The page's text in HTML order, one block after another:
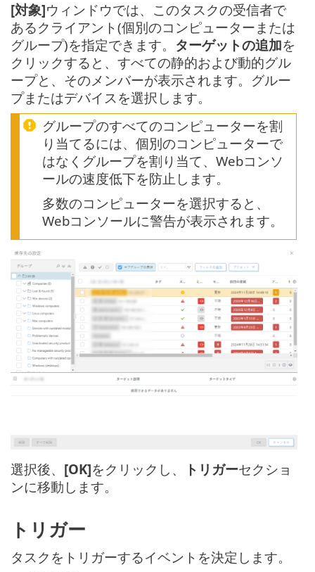
[対象]ウィンドウでは、このタスクの受信者で
あるクライアント(個別のコンピューターまたは
グループ)を指定できます。 ターゲットの追加を
クリックすると、すべての静的および動的グル
ープと、そのメンバーが表示されます。グルー
プまたはデバイスを選択します。
グループのすべてのコンピューターを割
り当てるには、個別のコンピューターで
はなくグループを割り当て、Webコンソ
ールの速度低下を防止します。
多数のコンピューターを選択すると、
Webコンソールに警告が表示されます。
選択後、 [OK]をクリックし、 トリガーセクショ
ンに移動します。
トリガー
タスクをトリガーするイベントを決定します。